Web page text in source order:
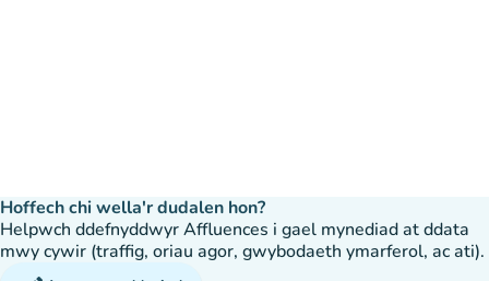
Hoffech chi wella'r dudalen hon?
Helpwch ddefnyddwyr Affluences i gael mynediad at ddata
mwy cywir (traffig, oriau agor, gwybodaeth ymarferol, ac ati).